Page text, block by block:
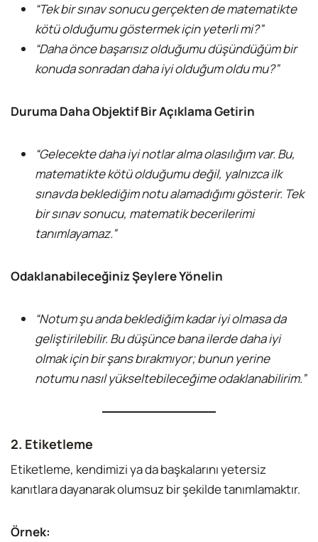
“Tek bir sınav sonucu gerçekten de matematikte
kötü olduğumu göstermek için yeterli mi?”
“Daha önce başarısız olduğumu düşündüğüm bir
konuda sonradan daha iyi olduğum oldu mu?”
Duruma Daha Objektif Bir Açıklama Getirin
“Gelecekte daha iyi notlar alma olasılığım var. Bu,
matematikte kötü olduğumu değil, yalnızca ilk
sınavda beklediğim notu alamadığımı gösterir. Tek
bir sınav sonucu, matematik becerilerimi
tanımlayamaz.”
Odaklanabileceğiniz Şeylere Yönelin
“Notum şu anda beklediğim kadar iyi olmasa da
geliştirilebilir. Bu düşünce bana ilerde daha iyi
olmak için bir şans bırakmıyor; bunun yerine
notumu nasıl yükseltebileceğime odaklanabilirim.”
2. Etiketleme
Etiketleme, kendimizi ya da başkalarını yetersiz
kanıtlara dayanarak olumsuz bir şekilde tanımlamaktır.
Örnek: